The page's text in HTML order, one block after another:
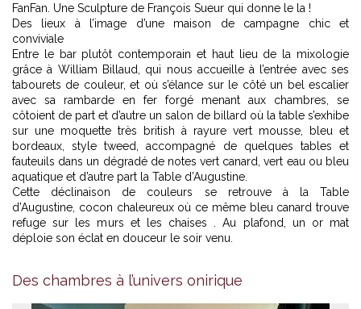
FanFan. Une Sculpture de François Sueur qui donne le la !
Des lieux à l’image d’une maison de campagne chic et
conviviale
Entre le bar plutôt contemporain et haut lieu de la mixologie
grâce à William Billaud, qui nous accueille à l’entrée avec ses
tabourets de couleur, et où s’élance sur le côté un bel escalier
avec sa rambarde en fer forgé menant aux chambres, se
côtoient de part et d’autre un salon de billard où la table s’exhibe
sur une moquette très british à rayure vert mousse, bleu et
bordeaux, style tweed, accompagné de quelques tables et
fauteuils dans un dégradé de notes vert canard, vert eau ou bleu
aquatique et d’autre part la Table d’Augustine.
Cette déclinaison de couleurs se retrouve à la Table
d’Augustine, cocon chaleureux où ce même bleu canard trouve
refuge sur les murs et les chaises . Au plafond, un or mat
déploie son éclat en douceur le soir venu.
Des chambres à l’univers onirique
Lunaire -© Pascale Venot